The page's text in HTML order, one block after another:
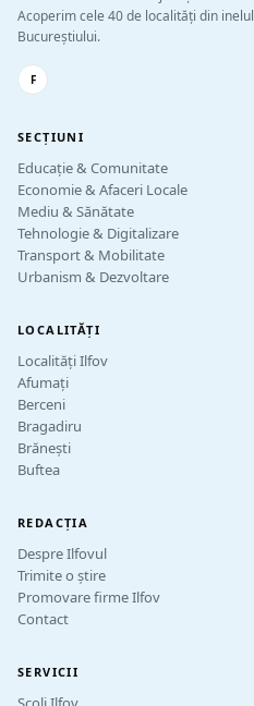
Acoperim cele 40 de localități din inelul
Bucureștiului.
F
SECȚIUNI
Educație & Comunitate
Economie & Afaceri Locale
Mediu & Sănătate
Tehnologie & Digitalizare
Transport & Mobilitate
Urbanism & Dezvoltare
LOCALITĂȚI
Localități Ilfov
Afumați
Berceni
Bragadiru
Brănești
Buftea
REDACȚIA
Despre Ilfovul
Trimite o știre
Promovare firme Ilfov
Contact
SERVICII